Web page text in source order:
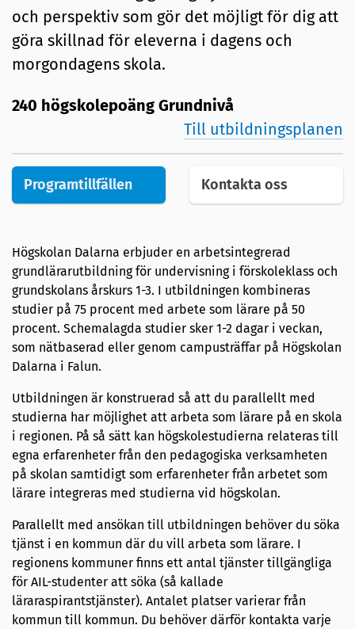
och perspektiv som gör det möjligt för dig att
göra skillnad för eleverna i dagens och
morgondagens skola.
240 högskolepoäng Grundnivå
Till utbildningsplanen
Programtillfällen Kontakta oss
Högskolan Dalarna erbjuder en arbetsintegrerad
grundlärarutbildning för undervisning i förskoleklass och
grundskolans årskurs 1-3. I utbildningen kombineras
studier på 75 procent med arbete som lärare på 50
procent. Schemalagda studier sker 1-2 dagar i veckan,
som nätbaserad eller genom campusträffar på Högskolan
Dalarna i Falun.
Utbildningen är konstruerad så att du parallellt med
studierna har möjlighet att arbeta som lärare på en skola
i regionen. På så sätt kan högskolestudierna relateras till
egna erfarenheter från den pedagogiska verksamheten
på skolan samtidigt som erfarenheter från arbetet som
lärare integreras med studierna vid högskolan.
Parallellt med ansökan till utbildningen behöver du söka
tjänst i en kommun där du vill arbeta som lärare. I
regionens kommuner finns ett antal tjänster tillgängliga
för AIL-studenter att söka (så kallade
läraraspirantstjänster). Antalet platser varierar från
kommun till kommun. Du behöver därför kontakta varje